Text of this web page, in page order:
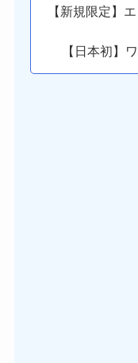
【新規限定】
【日本初】